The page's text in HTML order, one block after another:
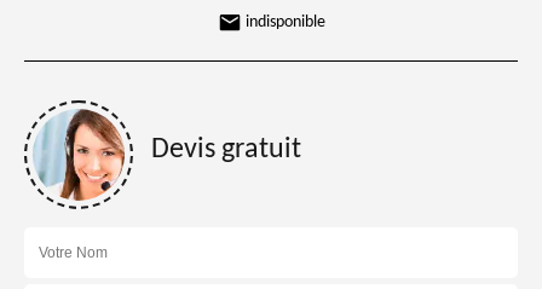
indisponible
Devis gratuit